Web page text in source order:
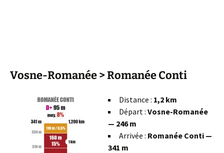
Vosne-Romanée > Romanée Conti
Distance : 1,2 km
Départ : Vosne-Romanée
— 246 m
Arrivée : Romanée Conti —
341 m